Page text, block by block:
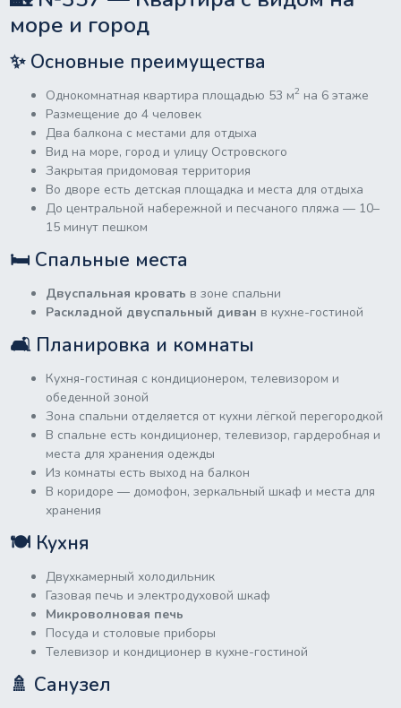
море и город
✨ Основные преимущества
Однокомнатная квартира площадью 53 м2 на 6 этаже
Размещение до 4 человек
Два балкона с местами для отдыха
Вид на море, город и улицу Островского
Закрытая придомовая территория
Во дворе есть детская площадка и места для отдыха
До центральной набережной и песчаного пляжа — 10–
15 минут пешком
🛏 Спальные места
Двуспальная кровать в зоне спальни
Раскладной двуспальный диван в кухне-гостиной
🛋 Планировка и комнаты
Кухня-гостиная с кондиционером, телевизором и
обеденной зоной
Зона спальни отделяется от кухни лёгкой перегородкой
В спальне есть кондиционер, телевизор, гардеробная и
места для хранения одежды
Из комнаты есть выход на балкон
В коридоре — домофон, зеркальный шкаф и места для
хранения
🍽 Кухня
Двухкамерный холодильник
Газовая печь и электродуховой шкаф
Микроволновая печь
Посуда и столовые приборы
Телевизор и кондиционер в кухне-гостиной
🚿 Санузел